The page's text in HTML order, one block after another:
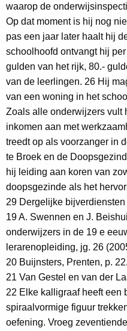
waarop de
Op dat moment is hij nog
pas een jaar later haalt hij
schoolhoofd ontvangt hij
gulden van het rijk, 80.-
van de leerlingen. 26 Hij
van een woning in het
Zoals alle onderwijzers vult
inkomen aan met
treedt op als voorzanger in
te Broek en de
hij leiding aan koren van
doopsgezinde als het
29 Dergelijke
19 A. Swennen en J.
onderwijzers in de 19 e
lerarenopleiding, jg. 26
20 Buijnsters, Prenten, p. 22.
21 Van Gestel en van der
22 Elke kalligraaf heeft een
spiraalvormige figuur
oefening. Vroeg